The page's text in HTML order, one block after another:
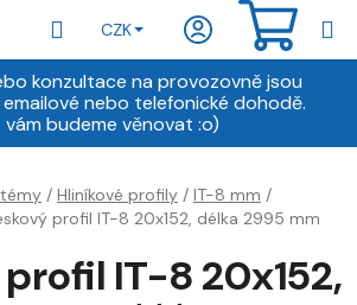
konzultace na provozovně jsou
nebo telefonické dohodě.
vám budeme věnovat :o)
Hledat
CZK
/ Hliníkové profily / IT-8 mm /
profil IT-8 20x152, délka 2995 mm
IT-8 20x152,